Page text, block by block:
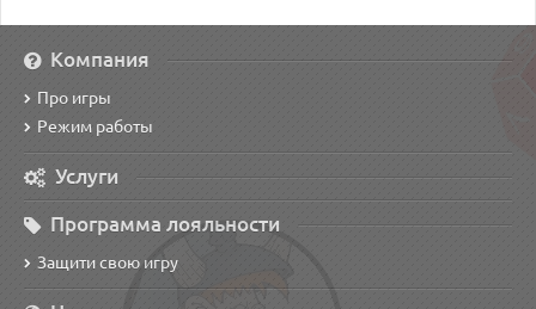
Компания
Про игры
Режим работы
Услуги
Программа лояльности
Защити свою игру